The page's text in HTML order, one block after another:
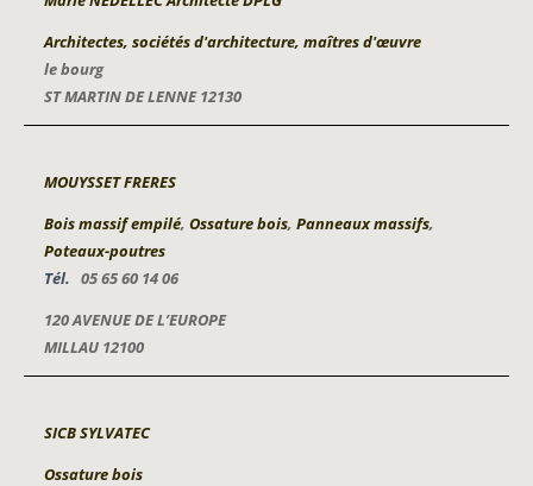
Architectes, sociétés d'architecture, maîtres d'œuvre
le bourg
ST MARTIN DE LENNE 12130
MOUYSSET FRERES
Bois massif empilé, Ossature bois, Panneaux massifs,
Poteaux-poutres
Tél. 05 65 60 14 06
120 AVENUE DE L’EUROPE
MILLAU 12100
SICB SYLVATEC
Ossature bois